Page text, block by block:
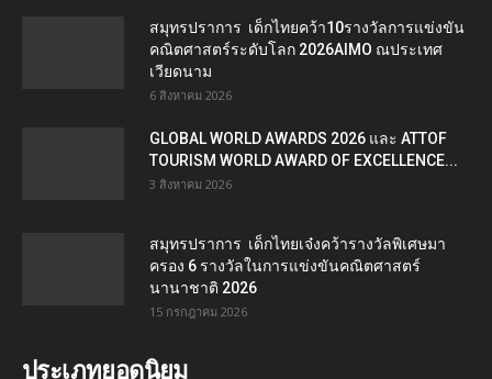
สมุทรปราการ เด็กไทยคว้า10รางวัลการแข่งขัน
คณิตศาสตร์ระดับโลก 2026AIMO ณประเทศ
เวียดนาม
6 สิงหาคม 2026
GLOBAL WORLD AWARDS 2026 และ ATTOF
TOURISM WORLD AWARD OF EXCELLENCE...
3 สิงหาคม 2026
สมุทรปราการ เด็กไทยเจ๋งคว้ารางวัลพิเศษมา
ครอง 6 รางวัลในการแข่งขันคณิตศาสตร์
นานาชาติ 2026
15 กรกฎาคม 2026
ประเภทยอดนิยม